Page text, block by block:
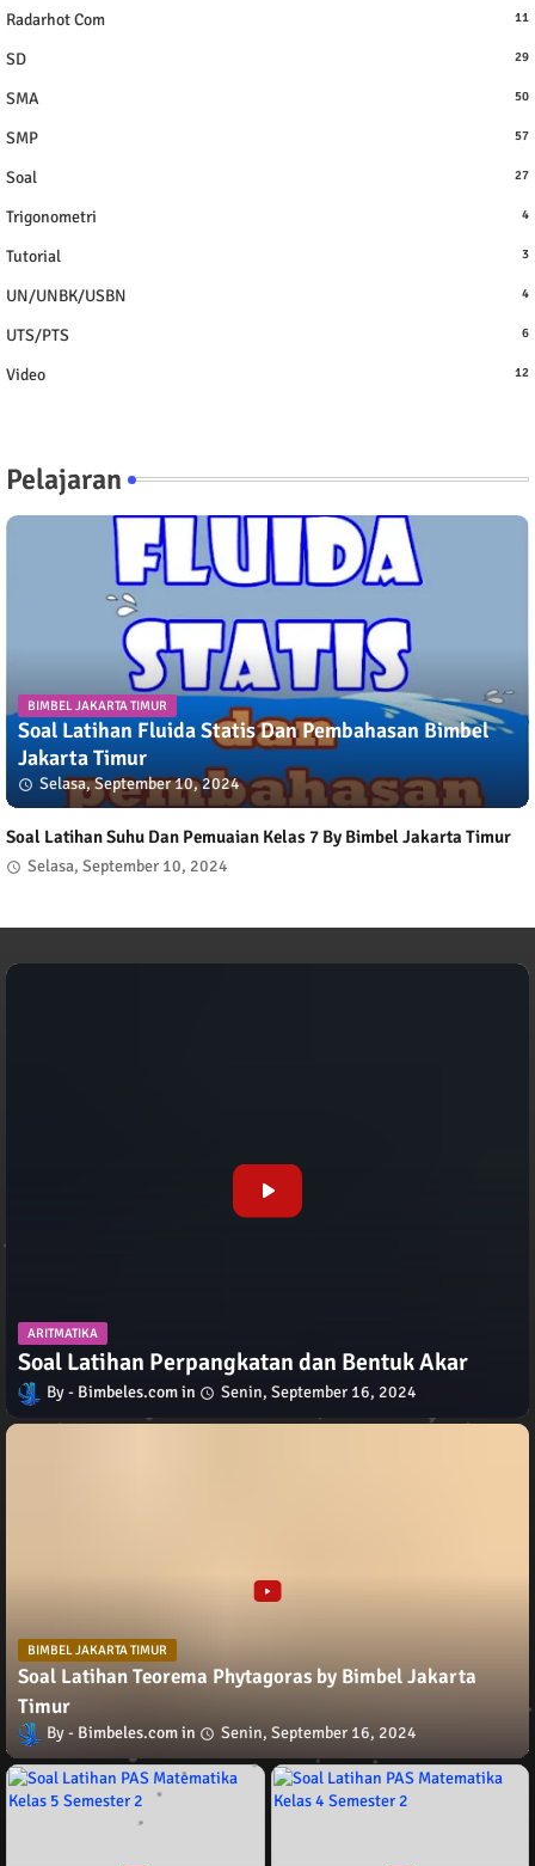
Radarhot Com 11
SD 29
SMA 50
SMP 57
Soal 27
Trigonometri 4
Tutorial 3
UN/UNBK/USBN 4
UTS/PTS 6
Video 12
Pelajaran
BIMBEL JAKARTA TIMUR
Soal Latihan Fluida Statis Dan Pembahasan Bimbel
Jakarta Timur
Selasa, September 10, 2024
Soal Latihan Suhu Dan Pemuaian Kelas 7 By Bimbel Jakarta Timur
Selasa, September 10, 2024
ARITMATIKA
Soal Latihan Perpangkatan dan Bentuk Akar
Bimbeles.com Senin, September 16, 2024
BIMBEL JAKARTA TIMUR
Soal Latihan Teorema Phytagoras by Bimbel Jakarta
Timur
Bimbeles.com Senin, September 16, 2024